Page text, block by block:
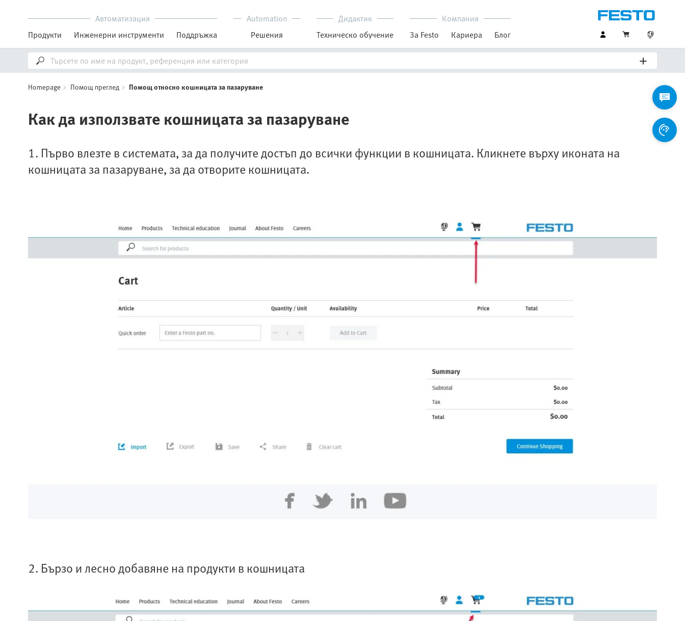
Автоматизация
Продукти
Инженерни инструменти Поддръжка
Automation
Решения
Дидактик
Техническо обучение
Компания
За Festo
Кариера Блог
Homepage Помощ преглед Помощ относно кошницата за пазаруване
Как да използвате кошницата за пазаруване
1. Първо влезте в системата, за да получите достъп до всички функции в кошницата. Кликнете върху иконата на
кошницата за пазаруване, за да отворите кошницата.
2. Бързо и лесно добавяне на продукти в кошницата